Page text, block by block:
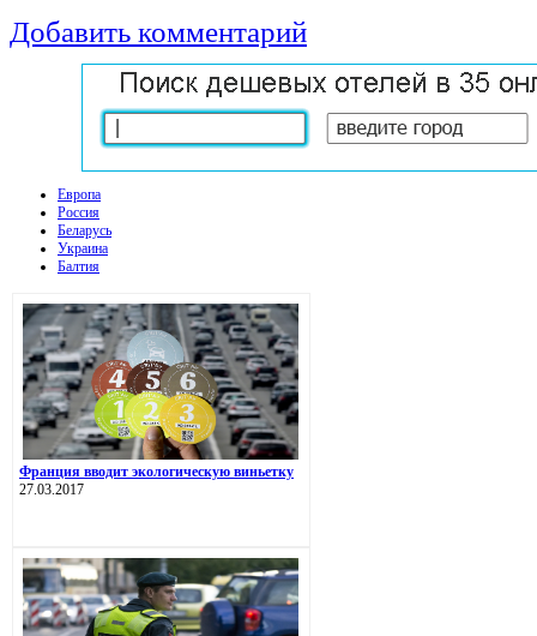
Добавить комментарий
Европа
Россия
Беларусь
Украина
Балтия
Франция вводит экологическую виньетку
27.03.2017